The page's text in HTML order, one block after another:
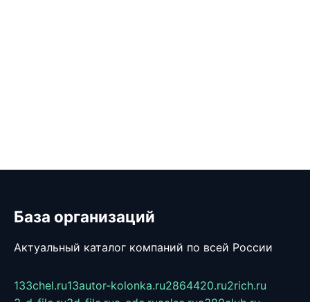
База организаций
Актуальный каталог компаний по всей России
133chel.ru13autor-kolonka.ru2864420.ru2rich.ru